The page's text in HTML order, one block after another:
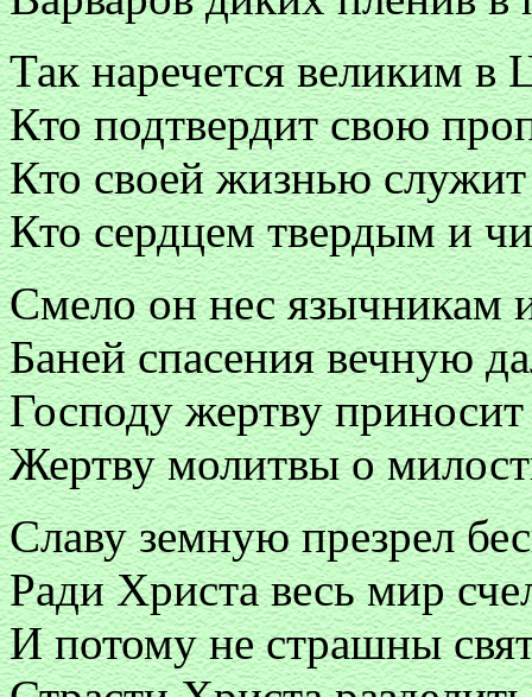
Так наречется великим в
Кто подтвердит свою
Кто своей жизнью
Кто сердцем твердым и
Смело он нес язычникам
Баней спасения вечную
Господу жертву
Жертву молитвы о
Славу земную презрел
Ради Христа весь мир
И потому не страшны